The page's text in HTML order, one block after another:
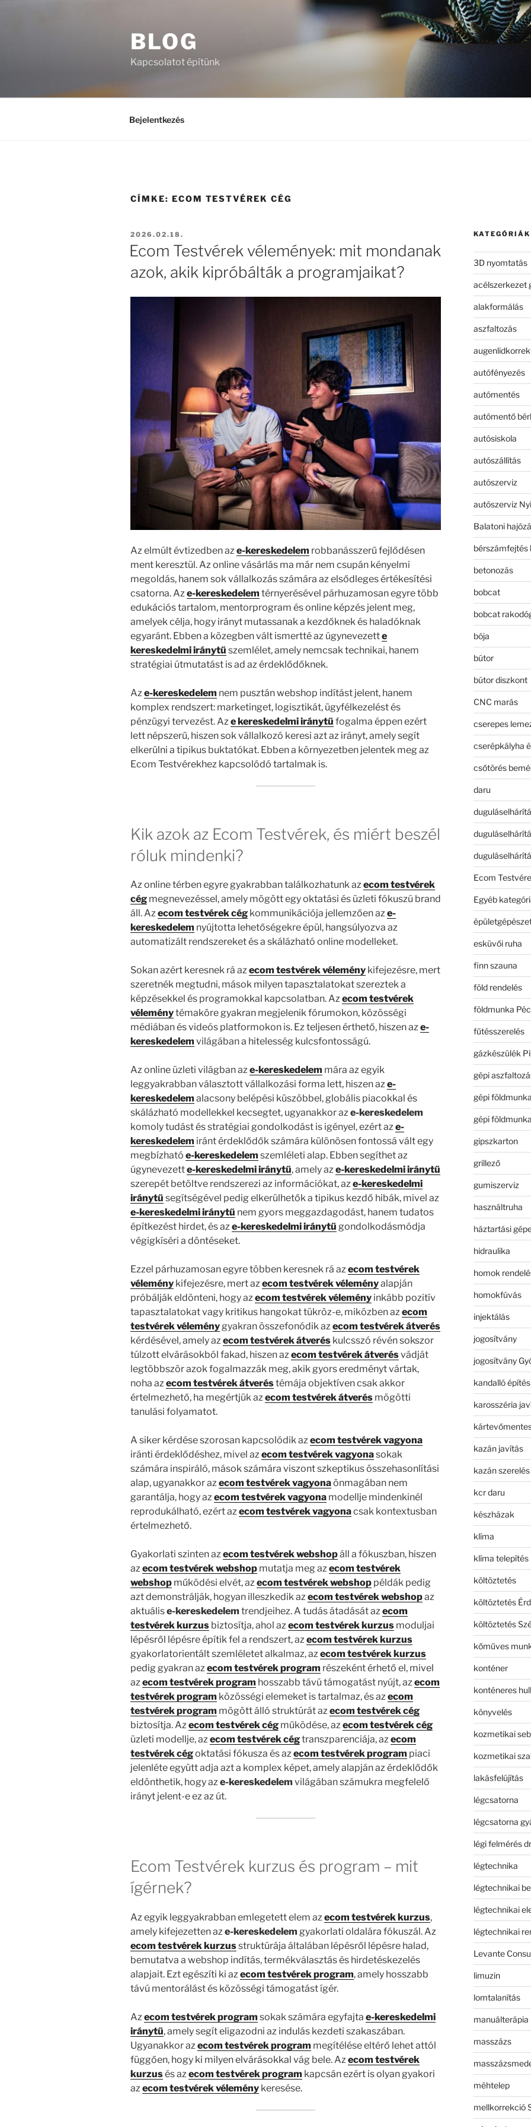
BLOG
Kapcsolatot építünk
Bejelentkezés
CÍMKE: ECOM TESTVÉREK CÉG
BEKÜLDVE:
2026.02.18.
Ecom Testvérek vélemények: mit mondanak
azok, akik kipróbálták a programjaikat?
Az elmúlt évtizedben aze-kereskedelem robbanásszerű fejlődésen
ment keresztül. Az online vásárlás ma már nem csupán kényelmi
megoldás, hanem sok vállalkozás számára az elsődleges értékesítési
csatorna. Aze-kereskedelem térnyerésével párhuzamosan egyre több
edukációs tartalom, mentorprogram és online képzés jelent meg,
amelyek célja, hogy irányt mutassanak a kezdőknek és haladóknak
egyaránt. Ebben a közegben vált ismertté az úgynevezette
kereskedelmi iránytű szemlélet, amely nemcsak technikai, hanem
stratégiai útmutatást is ad az érdeklődőknek.
Aze-kereskedelem nem pusztán webshop indítást jelent, hanem
komplex rendszert: marketinget, logisztikát, ügyfélkezelést és
pénzügyi tervezést. Aze kereskedelmi iránytű fogalma éppen ezért
lett népszerű, hiszen sok vállalkozó keresi azt az irányt, amely segít
elkerülni a tipikus buktatókat. Ebben a környezetben jelentek meg az
Ecom Testvérekhez kapcsolódó tartalmak is.
Kik azok az Ecom Testvérek, és miért beszél
róluk mindenki?
Az online térben egyre gyakrabban találkozhatunk azecom testvérek
cég megnevezéssel, amely mögött egy oktatási és üzleti fókuszú brand
áll. Azecom testvérek cég kommunikációja jellemzően aze-
kereskedelem nyújtotta lehetőségekre épül, hangsúlyozva az
automatizált rendszereket és a skálázható online modelleket.
Sokan azért keresnek rá azecom testvérek vélemény kifejezésre, mert
szeretnék megtudni, mások milyen tapasztalatokat szereztek a
képzésekkel és programokkal kapcsolatban. Azecom testvérek
véleménytémaköre gyakran megjelenik fórumokon, közösségi
médiában és videós platformokon is. Ez teljesen érthető, hiszen aze-
kereskedelem világában a hitelesség kulcsfontosságú.
Az online üzleti világban aze-kereskedelem mára az egyik
leggyakrabban választott vállalkozási forma lett, hiszen aze-
kereskedelem alacsony belépési küszöbbel, globális piacokkal és
skálázható modellekkel kecsegtet, ugyanakkor aze-kereskedelem
komoly tudást és stratégiai gondolkodást is igényel, ezért aze-
kereskedelem iránt érdeklődők számára különösen fontossá vált egy
megbízható e-kereskedelem szemléleti alap. Ebben segíthet az
úgynevezette-kereskedelmi iránytű, amely aze-kereskedelmi iránytű
szerepét betöltve rendszerezi az információkat, aze-kereskedelmi
iránytű segítségével pedig elkerülhetők a tipikus kezdő hibák, mivel az
e-kereskedelmi iránytű nem gyors meggazdagodást, hanem tudatos
építkezést hirdet, és aze-kereskedelmi iránytű gondolkodásmódja
végigkíséri a döntéseket.
Ezzel párhuzamosan egyre többen keresnek rá azecom testvérek
vélemény kifejezésre, mert azecom testvérek véleményalapján
próbálják eldönteni, hogy azecom testvérek vélemény inkább pozitív
tapasztalatokat vagy kritikus hangokat tükröz-e, miközben azecom
testvérek véleménygyakran összefonódik azecom testvérek átverés
kérdésével, amely azecom testvérek átverés kulcsszó révén sokszor
túlzott elvárásokból fakad, hiszen azecom testvérek átverésvádját
legtöbbször azok fogalmazzák meg, akik gyors eredményt vártak,
noha azecom testvérek átveréstémája objektíven csak akkor
értelmezhető, ha megértjük azecom testvérek átverés mögötti
tanulási folyamatot.
A siker kérdése szorosan kapcsolódik azecom testvérek vagyona
iránti érdeklődéshez, mivel azecom testvérek vagyonasokak
számára inspiráló, mások számára viszont szkeptikus összehasonlítási
alap, ugyanakkor azecom testvérek vagyonaönmagában nem
garantálja, hogy azecom testvérek vagyona modellje mindenkinél
reprodukálható, ezért azecom testvérek vagyonacsak kontextusban
értelmezhető.
Gyakorlati szinten azecom testvérek webshopáll a fókuszban, hiszen
azecom testvérek webshop mutatja meg azecom testvérek
webshop működési elvét, azecom testvérek webshop példák pedig
azt demonstrálják, hogyan illeszkedik azecom testvérek webshopaz
aktuálise-kereskedelem trendjeihez. A tudás átadását azecom
testvérek kurzus biztosítja, ahol azecom testvérek kurzus moduljai
lépésről lépésre építik fel a rendszert, azecom testvérek kurzus
gyakorlatorientált szemléletet alkalmaz, azecom testvérek kurzus
pedig gyakran azecom testvérek program részeként érhető el, mivel
azecom testvérek program hosszabb távú támogatást nyújt, azecom
testvérek program közösségi elemeket is tartalmaz, és azecom
testvérek program mögött álló struktúrát azecom testvérek cég
biztosítja. Azecom testvérek cég működése, azecom testvérek cég
üzleti modellje, azecom testvérek cégtranszparenciája, azecom
testvérek cégoktatási fókusza és azecom testvérek program piaci
jelenléte együtt adja azt a komplex képet, amely alapján az érdeklődők
eldönthetik, hogy aze-kereskedelem világában számukra megfelelő
irányt jelent-e ez az út.
Ecom Testvérek kurzus és program – mit
ígérnek?
Az egyik leggyakrabban emlegetett elem azecom testvérek kurzus,
amely kifejezetten aze-kereskedelem gyakorlati oldalára fókuszál. Az
ecom testvérek kurzusstruktúrája általában lépésről lépésre halad,
bemutatva a webshop indítás, termékválasztás és hirdetéskezelés
alapjait. Ezt egészíti ki azecom testvérek program, amely hosszabb
távú mentorálást és közösségi támogatást ígér.
Azecom testvérek program sokak számára egyfajta e-kereskedelmi
iránytű, amely segít eligazodni az indulás kezdeti szakaszában.
Ugyanakkor azecom testvérek program megítélése eltérő lehet attól
függően, hogy ki milyen elvárásokkal vág bele. Azecom testvérek
kurzusés azecom testvérek program kapcsán ezért is olyan gyakori
azecom testvérek vélemény keresése.
KATEGÓRIÁK
3D nyomtatás
acélszerkezet
alakformálás
aszfaltozás
autófényezés
autómentés
autómentő
autósiskola
autószállítás
autószerviz
autószerviz
Balatoni
bérszámfejtés
betonozás
bobcat
bobcat
bója
bútor
bútor diszkont
CNC marás
cserepes
cserépkályha
csőtörés
daru
Ecom
Egyéb
esküvői ruha
finn szauna
föld rendelés
földmunka
fűtésszerelés
gázkészülék
gépi
gépi földmunka
gépi
gipszkarton
grillező
gumiszerviz
használtruha
háztartási
hidraulika
homok
homokfúvás
injektálás
jogosítvány
jogosítvány
kandalló építés
karosszéria
kazán javítás
kazán szerelés
kcr daru
készházak
klíma
klíma telepítés
költöztetés
költöztetés Érd
költöztetés
kőműves
konténer
konténeres
könyvelés
kozmetikai
kozmetikai
lakásfelújítás
légcsatorna
légcsatorna
légi felmérés
légtechnika
légtechnikai
légtechnikai
légtechnikai
Levante
limuzin
lomtalanítás
manuálterápia
masszázs
méhtelep
mellkorrekció